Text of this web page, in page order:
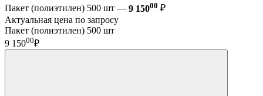
Пакет (полиэтилен) 500 шт — 9 15000 ₽
Актуальная цена по запросу
Пакет (полиэтилен) 500 шт
9 15000₽